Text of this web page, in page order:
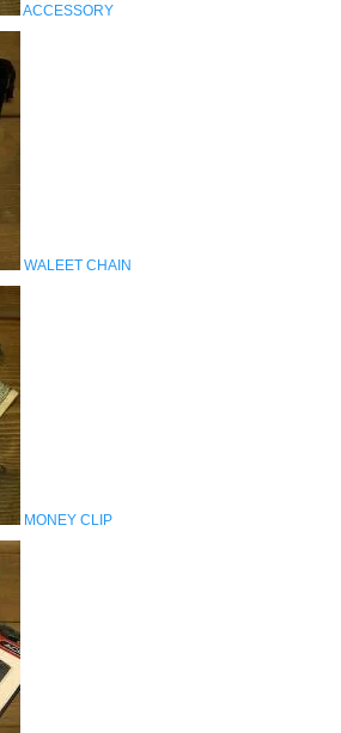
ACCESSORY
WALEET CHAIN
MONEY CLIP